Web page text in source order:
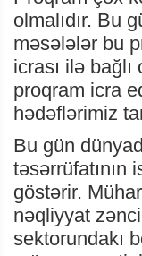
olmalıdır. Bu
məsələlər bu
icrası ilə
proqram icra
hədəflərimiz
Bu gün
təsərrüfatının
göstərir.
nəqliyyat
sektorundakı